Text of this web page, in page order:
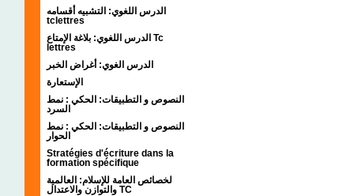
الدرس اللغوي: التشبيه أقسامه
tclettres
الدرس اللغوي: بلاغة الإمتاع Tc
lettres
الدرس الغوي: أغراض الخبر
الإستعارة
النصوص و التطبيقات: الحكي : نمط
السرد
النصوص و التطبيقات: الحكي : نمط
الحوار
Stratégies d'écriture dans la
formation spécifique
لخصائص العامة للإسلام: العالمية
والتوازن والاعتدال TC